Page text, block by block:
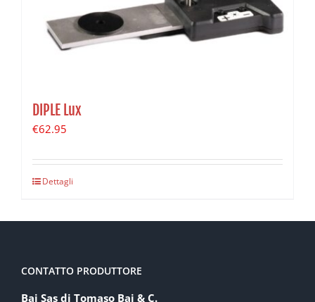
DIPLE Lux
€62.95
Dettagli
CONTATTO PRODUTTORE
Baj Sas di Tomaso Baj & C.